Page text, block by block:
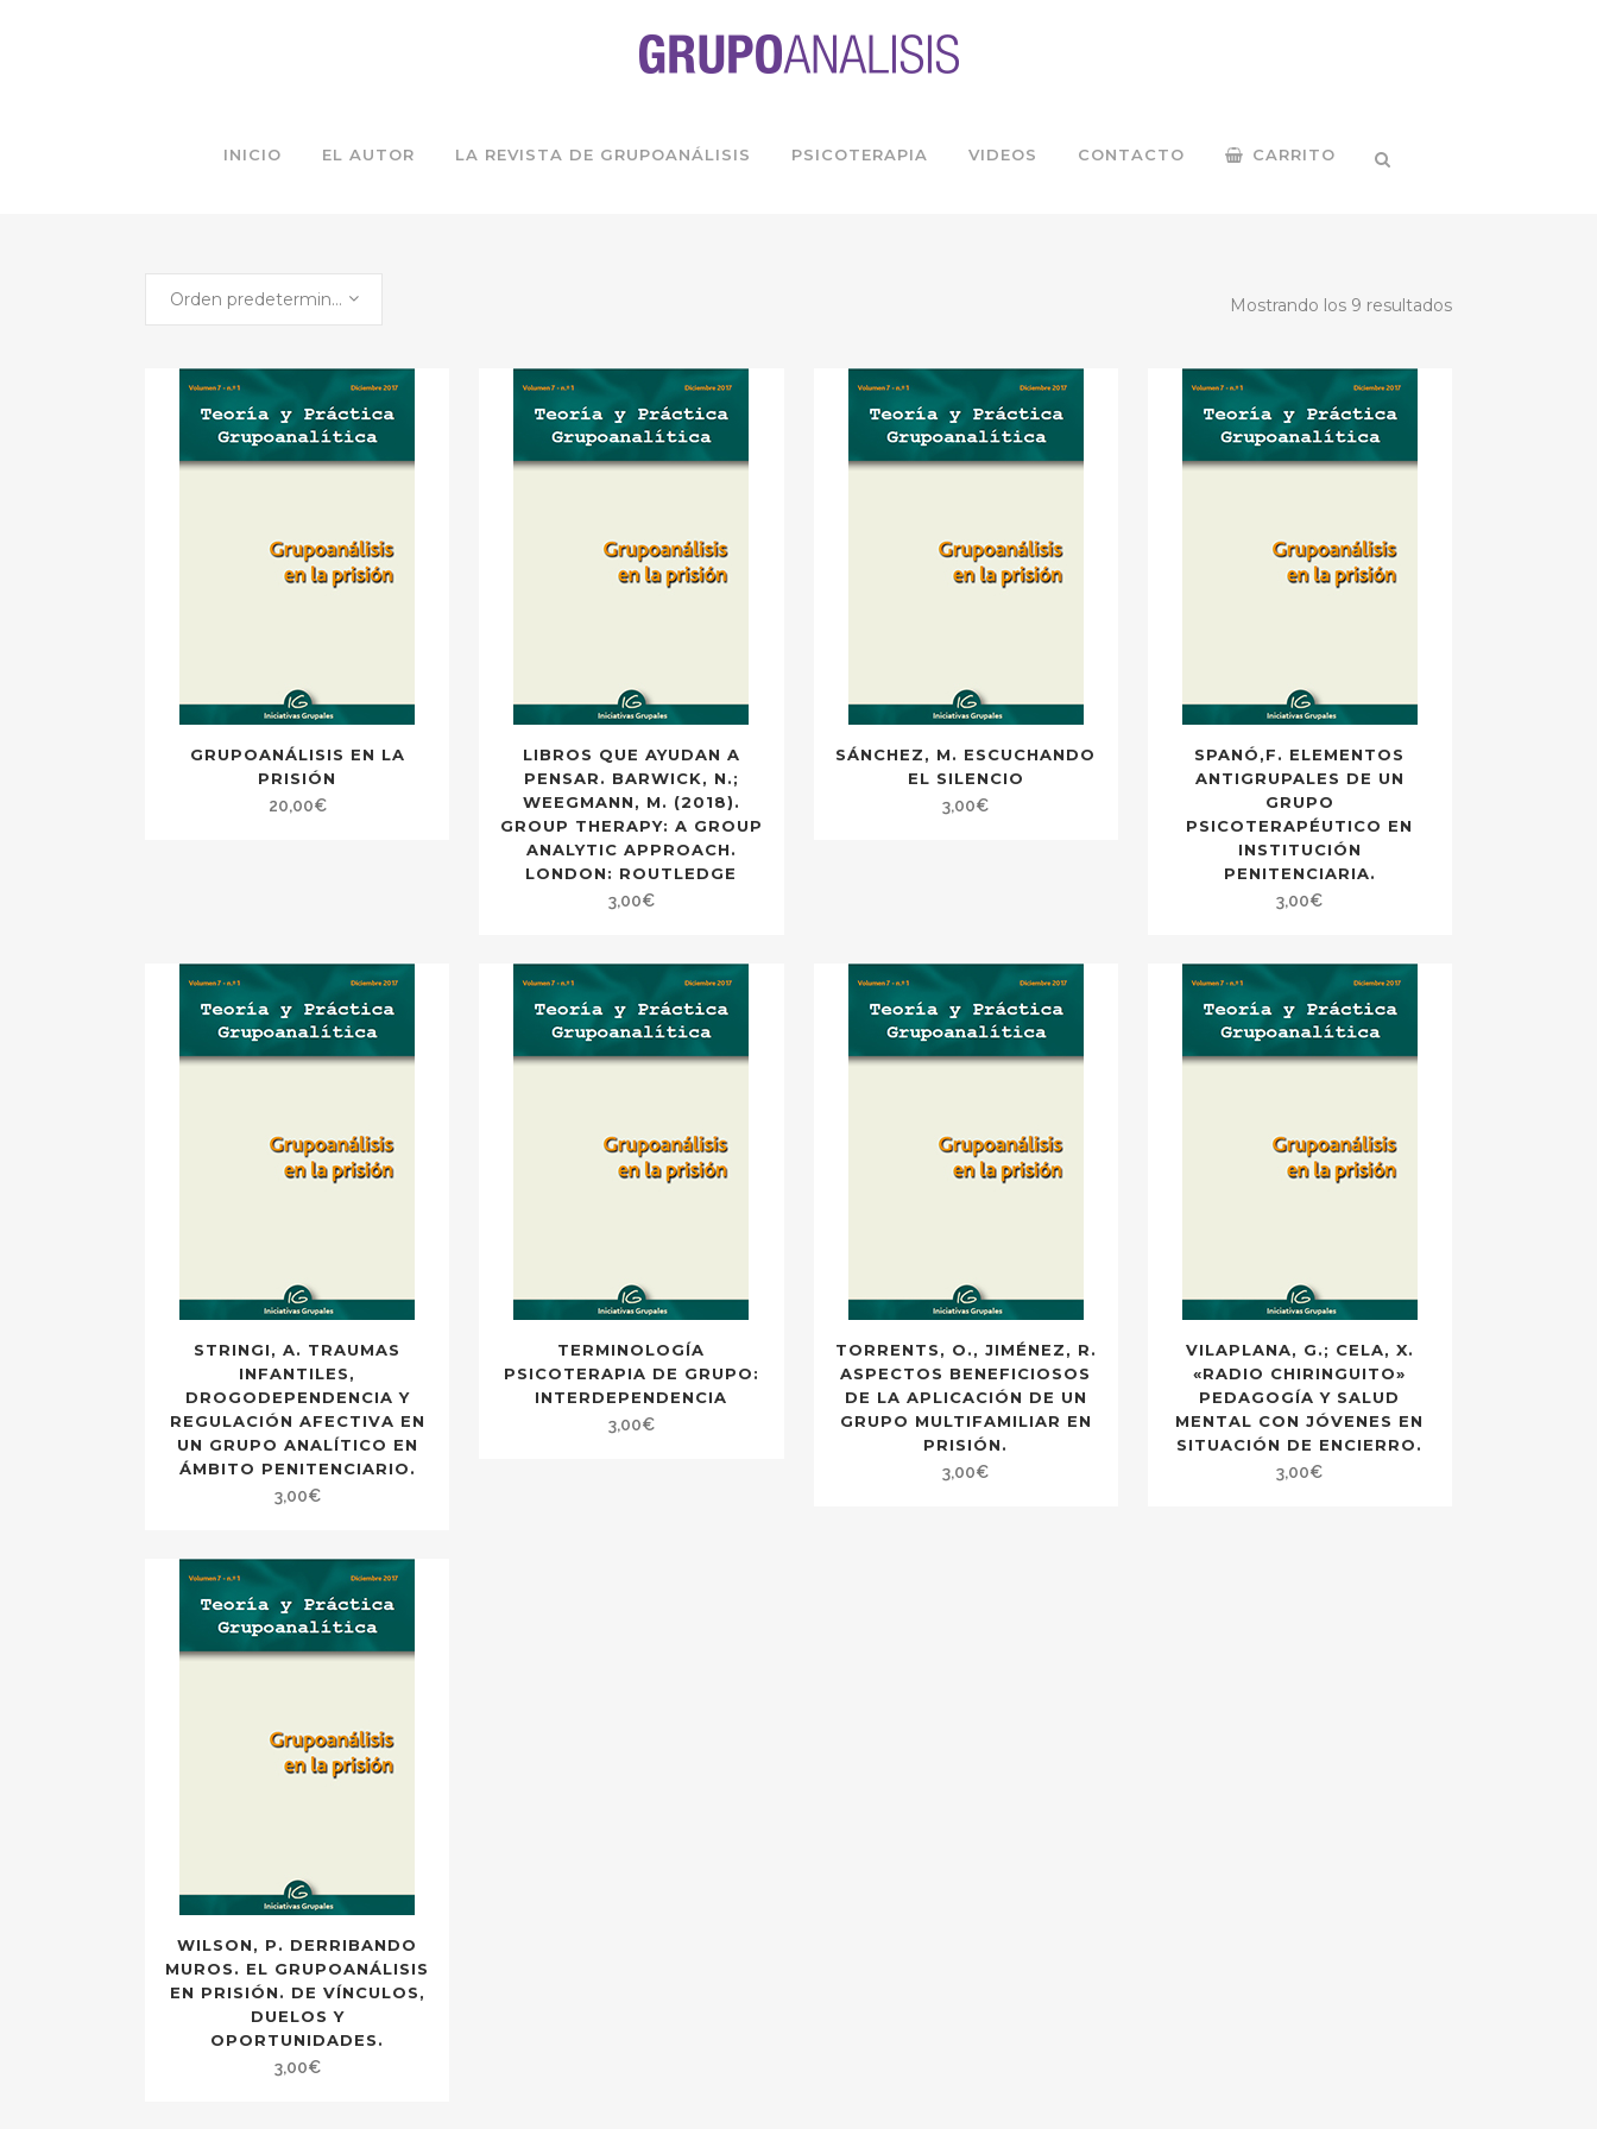
INICIO EL AUTOR LA REVISTA DE GRUPOANÁLISIS PSICOTERAPIA VIDEOS CONTACTO CARRITO
Mostrando los 9 resultados
Orden predeterminado
GRUPOANÁLISIS EN LA
PRISIÓN
20,00€
LIBROS QUE AYUDAN A
PENSAR. BARWICK, N.;
WEEGMANN, M. (2018).
GROUP THERAPY: A GROUP
ANALYTIC APPROACH.
LONDON: ROUTLEDGE
3,00€
SÁNCHEZ, M. ESCUCHANDO
EL SILENCIO
3,00€
SPANÓ,F. ELEMENTOS
ANTIGRUPALES DE UN
GRUPO
PSICOTERAPÉUTICO EN
INSTITUCIÓN
PENITENCIARIA.
3,00€
STRINGI, A. TRAUMAS
INFANTILES,
DROGODEPENDENCIA Y
REGULACIÓN AFECTIVA EN
UN GRUPO ANALÍTICO EN
ÁMBITO PENITENCIARIO.
3,00€
TERMINOLOGÍA
PSICOTERAPIA DE GRUPO:
INTERDEPENDENCIA
3,00€
TORRENTS, O., JIMÉNEZ, R.
ASPECTOS BENEFICIOSOS
DE LA APLICACIÓN DE UN
GRUPO MULTIFAMILIAR EN
PRISIÓN.
3,00€
VILAPLANA, G.; CELA, X.
«RADIO CHIRINGUITO»
PEDAGOGÍA Y SALUD
MENTAL CON JÓVENES EN
SITUACIÓN DE ENCIERRO.
3,00€
WILSON, P. DERRIBANDO
MUROS. EL GRUPOANÁLISIS
EN PRISIÓN. DE VÍNCULOS,
DUELOS Y
OPORTUNIDADES.
3,00€